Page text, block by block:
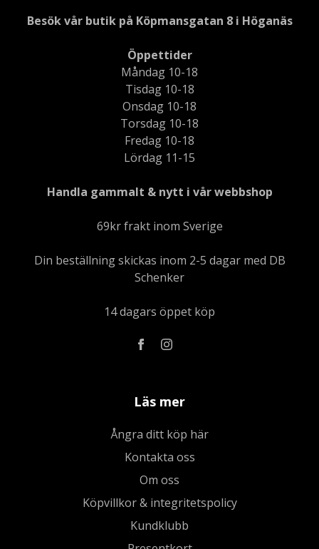
Besök vår butik på Köpmansgatan 8 i Höganäs
Öppettider
Måndag 10-18
Tisdag 10-18
Onsdag 10-18
Torsdag 10-18
Fredag 10-18
Lördag 11-15
Handla gammalt & nytt i vår webbshop
69kr frakt inom Sverige
Din beställning skickas inom 2-5 dagar med DB
Schenker
14 dagars öppet köp
Läs mer
Ångra ditt köp här
Kontakta oss
Om oss
Köpvillkor & integritetspolicy
Kundklubb